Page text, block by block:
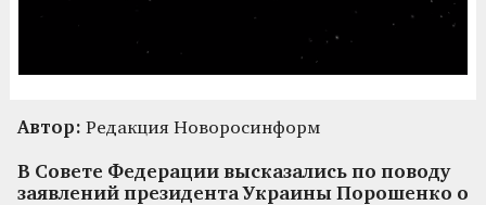
Автор: Редакция Новоросинформ
В Совете Федерации высказались по поводу
заявлений президента Украины Порошенко о